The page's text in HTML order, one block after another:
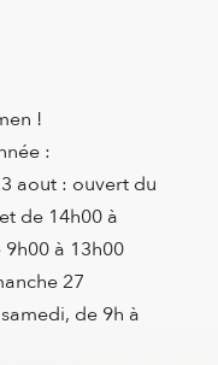
!
:
aout : ouvert du
de 14h00 à
à 13h00
27
de 9h à